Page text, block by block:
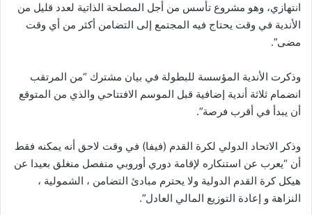
انتهازي، وهو مشروع تأسس من أجل المصلحة الذاتية لعدد قليل من
الأندية في وقت يحتاج فيه المجتمع إلى التضامن أكثر من أي وقت
مضى”.
وذكرت الأندية المؤسسة للبطولة في بيان مشترك “من المرتقب
انضمام ثلاثة أندية إضافية قبل الموسم الافتتاحي والذي من المتوقع
أن يبدأ في أقرب فرصة”.
وذكر الاتحاد الدولي لكرة القدم (فيفا) في وقت لاحق أنه يمكنه فقط
أن “يعرب عن استنكاره لإقامة دوري أوروبي منفصل منغلق بعيدا عن
هيكل كرة القدم الدولية ولا يحترم مبادئ التضامن ، الشمولية ،
النزاهة و إعادة التوزيع المالي العادل”.